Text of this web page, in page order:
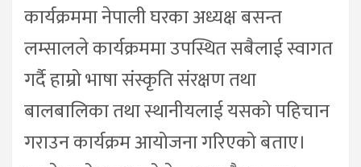
कार्यक्रममा नेपाली घरका अध्यक्ष बसन्त
लम्सालले कार्यक्रममा उपस्थित सबैलाई स्वागत
गर्दै हाम्रो भाषा संस्कृति संरक्षण तथा
बालबालिका तथा स्थानीयलाई यसको पहिचान
गराउन कार्यक्रम आयोजना गरिएको बताए।